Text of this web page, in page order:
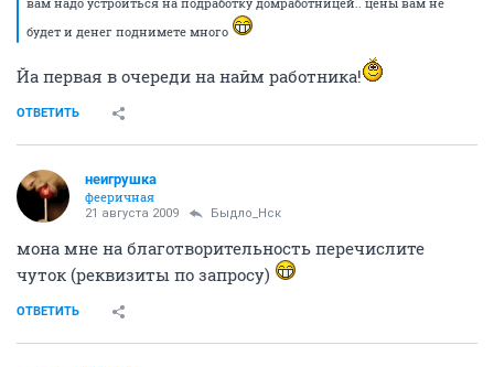
будет и денег поднимете много
Йа первая в очереди на найм работника!
ОТВЕТИТЬ
неигрушка
фееричная
21 августа 2009 Быдло_Нск
мона мне на благотворительность перечислите
чуток (реквизиты по запросу)
ОТВЕТИТЬ